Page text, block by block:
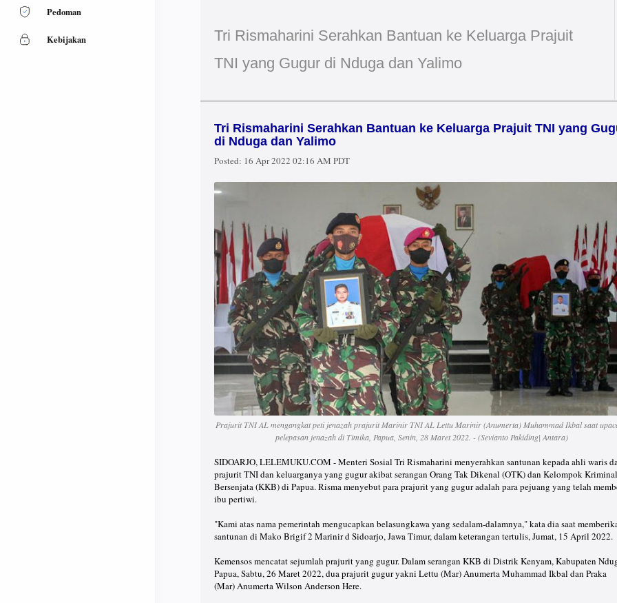
Tri Rismaharini Serahkan Bantuan ke Keluarga Prajuit
TNI yang Gugur di Nduga dan Yalimo
Tri Rismaharini Serahkan Bantuan ke Keluarga Prajuit TNI yang
di Nduga dan Yalimo
Posted: 16 Apr 2022 02:16 AM PDT
Prajurit TNI AL mengangkat peti jenazah prajurit Marinir TNI AL Lettu Marinir (Anumerta) Muhammad Ikbal saat
pelepasan jenazah di Timika, Papua, Senin, 28 Maret 2022. - (Sevianto Pakiding| Antara)
SIDOARJO, LELEMUKU.COM - Menteri Sosial Tri Rismaharini menyerahkan santunan kepada ahli waris
prajurit TNI dan keluarganya yang gugur akibat serangan Orang Tak Dikenal (OTK) dan Kelompok Kriminal
Bersenjata (KKB) di Papua. Risma menyebut para prajurit yang gugur adalah para pejuang yang telah
ibu pertiwi.
"Kami atas nama pemerintah mengucapkan belasungkawa yang sedalam-dalamnya," kata dia saat
santunan di Mako Brigif 2 Marinir d Sidoarjo, Jawa Timur, dalam keterangan tertulis, Jumat, 15 April 2022.
Kemensos mencatat sejumlah prajurit yang gugur. Dalam serangan KKB di Distrik Kenyam, Kabupaten
Papua, Sabtu, 26 Maret 2022, dua prajurit gugur yakni Lettu (Mar) Anumerta Muhammad Ikbal dan Praka
(Mar) Anumerta Wilson Anderson Here.
Pedoman
Kebijakan